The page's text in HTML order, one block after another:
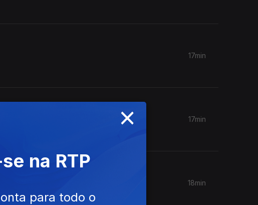
17min
Soares.
17min
18min
×
na RTP
para todo o